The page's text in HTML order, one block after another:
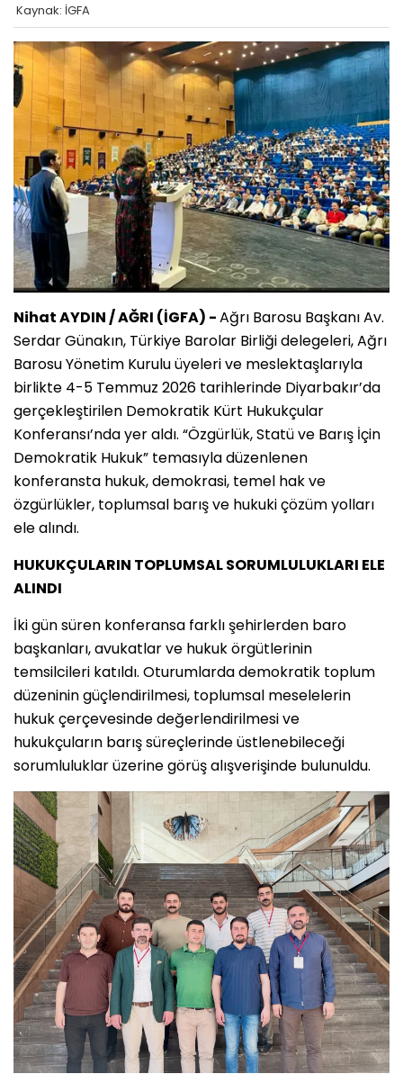
Kaynak: İGFA
Nihat AYDIN / AĞRI (İGFA) -Ağrı Barosu Başkanı Av.
Serdar Günakın, Türkiye Barolar Birliği delegeleri, Ağrı
Barosu Yönetim Kurulu üyeleri ve meslektaşlarıyla
birlikte 4-5 Temmuz 2026 tarihlerinde Diyarbakır’da
gerçekleştirilen Demokratik Kürt Hukukçular
Konferansı’nda yer aldı. “Özgürlük, Statü ve Barış İçin
Demokratik Hukuk” temasıyla düzenlenen
konferansta hukuk, demokrasi, temel hak ve
özgürlükler, toplumsal barış ve hukuki çözüm yolları
ele alındı.
HUKUKÇULARIN TOPLUMSAL SORUMLULUKLARI ELE
ALINDI
İki gün süren konferansa farklı şehirlerden baro
başkanları, avukatlar ve hukuk örgütlerinin
temsilcileri katıldı. Oturumlarda demokratik toplum
düzeninin güçlendirilmesi, toplumsal meselelerin
hukuk çerçevesinde değerlendirilmesi ve
hukukçuların barış süreçlerinde üstlenebileceği
sorumluluklar üzerine görüş alışverişinde bulunuldu.